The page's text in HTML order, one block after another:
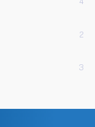
2
3